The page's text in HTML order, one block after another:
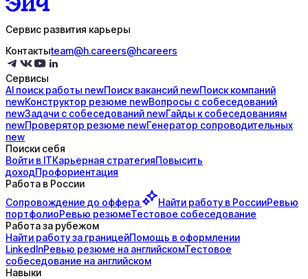
Сервис развития карьеры
Контактыteam@h.careers@hcareers
Сервисы
AI поискработы newПоисквакансий newПоисккомпаний
newКонструктор резюме newВопросы с собеседований
newЗадачи с собеседований newГайды ксобеседованиям
newПроверятор резюме newГенератор сопроводительных
new
Поиски себя
Войти в ITКарьерная стратегияПовысить
доходПрофориентация
Работа в России
Сопровождение до оффера Найти работу в РоссииРевью
портфолиоРевью резюмеТестовое собеседование
Работа за рубежом
Найти работу за границейПомощь в оформлении
LinkedInРевью резюме на английскомТестовое
собеседование на английском
Навыки